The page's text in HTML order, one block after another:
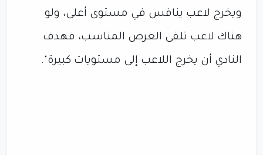
ويخرج لاعب ينافس في مستوى أعلى، ولو
هناك لاعب تلقى العرض المناسب، فهدف
النادي أن يخرج اللاعب إلى مستويات كبيرة".